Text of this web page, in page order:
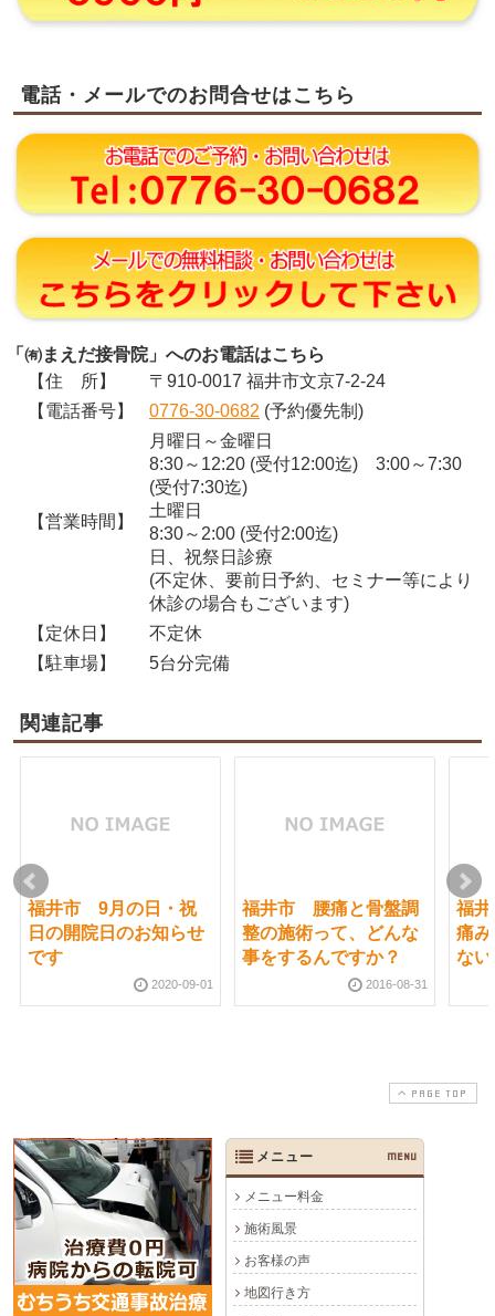
電話・メールでのお問合せはこちら
「㈲まえだ接骨院」へのお電話はこちら
【住 所】
〒910-0017 福井市文京7-2-24
【電話番号】
0776-30-0682 (予約優先制)
【営業時間】
月曜日～金曜日
8:30～12:20 (受付12:00迄) 3:00～7:30
(受付7:30迄)
土曜日
8:30～2:00 (受付2:00迄)
日、祝祭日診療
(不定休、要前日予約、セミナー等により
休診の場合もございます)
【定休日】
不定休
【駐車場】
5台分完備
関連記事
福井市 9月の日・祝
日の開院日のお知らせ
です
2020-09-01
福井市 腰痛と骨盤調
整の施術って、どんな
事をするんですか？
2016-08-31
福
痛
な
PAGE TOP
メニュー MENU
メニュー料金
施術風景
お客様の声
地図行き方